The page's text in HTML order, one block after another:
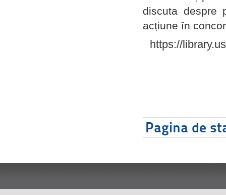
discuta despre
acțiune în
https://
Pagina de